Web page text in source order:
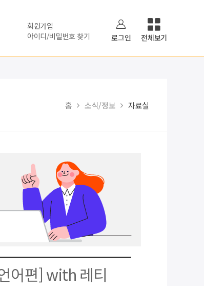
회원가입
아이디/비밀번호 찾기
로그인 전체보기
홈 소식/정보 자료실
어편] with 레티